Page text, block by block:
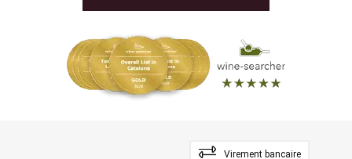
Virement bancaire